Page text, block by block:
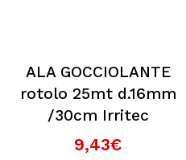
ALA GOCCIOLANTE
rotolo 25mt d.16mm
/30cm Irritec
9,43€